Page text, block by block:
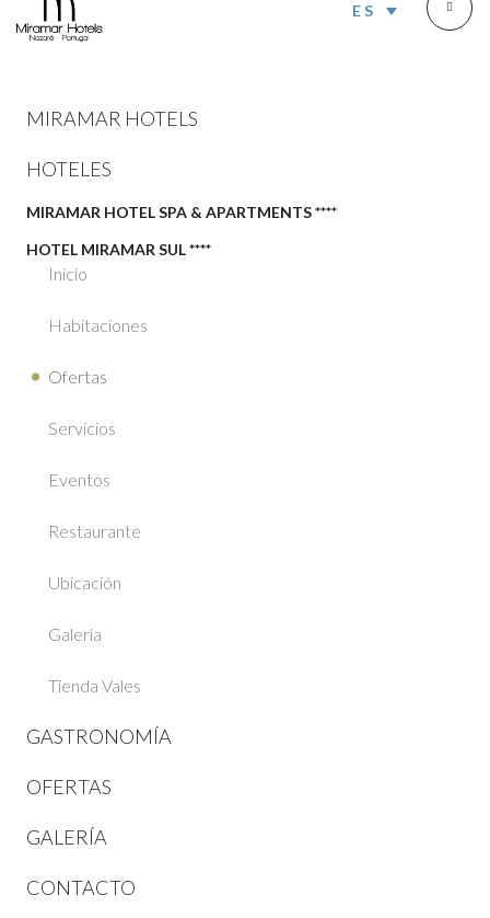
ES
MIRAMAR HOTELS
HOTELES
MIRAMAR HOTEL SPA & APARTMENTS ****
HOTEL MIRAMAR SUL ****
Inicio
Habitaciones
Ofertas
Servicios
Eventos
Restaurante
Ubicación
Galería
Tienda Vales
GASTRONOMÍA
OFERTAS
GALERÍA
CONTACTO